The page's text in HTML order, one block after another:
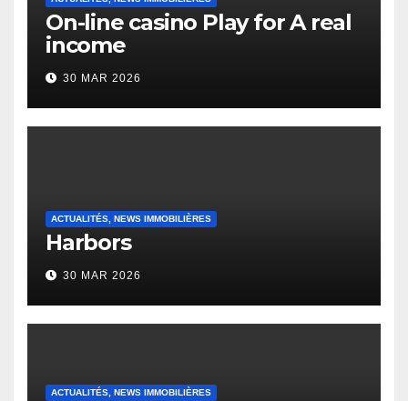
On-line casino Play for A real
income
30 MAR 2026
ACTUALITÉS, NEWS IMMOBILIÈRES
Harbors
30 MAR 2026
ACTUALITÉS, NEWS IMMOBILIÈRES